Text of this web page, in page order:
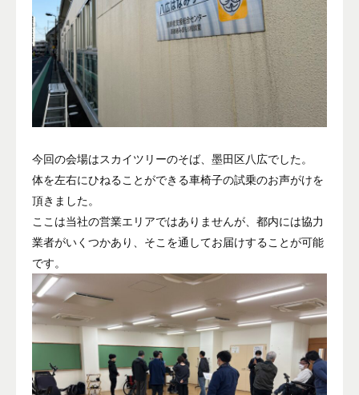
今回の会場はスカイツリーのそば、墨田区八広でした。
体を左右にひねることができる車椅子の試乗のお声がけを
頂きました。
ここは当社の営業エリアではありませんが、都内には協力
業者がいくつかあり、そこを通してお届けすることが可能
です。